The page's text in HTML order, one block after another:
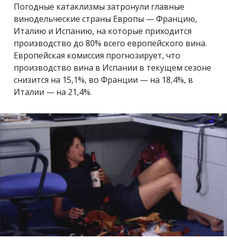
Погодные катаклизмы затронули главные
винодельческие страны Европы — Францию,
Италию и Испанию, на которые приходится
производство до 80% всего европейского вина.
Европейская комиссия прогнозирует, что
производство вина в Испании в текущем сезоне
снизится на 15,1%, во Франции — на 18,4%, в
Италии — на 21,4%.